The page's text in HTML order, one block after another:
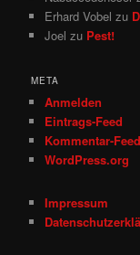
Erhard Vobel zu
Joel zu Pest!
META
Anmelden
Eintrags-Feed
Kommentar-Feed
WordPress.org
Impressum